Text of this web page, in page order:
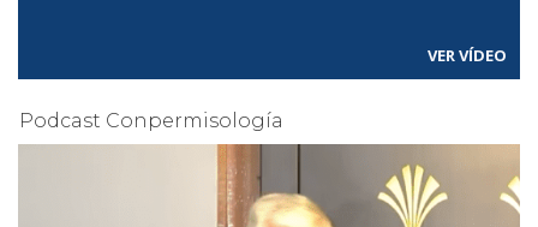
VER VÍDEO
Podcast Conpermisología